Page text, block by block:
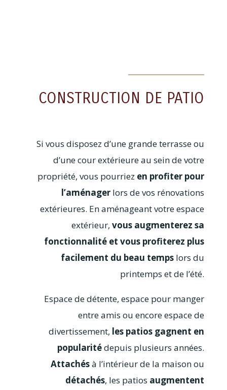
CONSTRUCTION DE PATIO
Si vous disposez d’une grande terrasse ou
d’une cour extérieure au sein de votre
propriété, vous pourriez en profiter pour
l’aménager lors de vos rénovations
extérieures. En aménageant votre espace
extérieur,vous augmenterez sa
fonctionnalité et vous profiterez plus
facilement du beau temps lors du
printemps et de l’été.
Espace de détente, espace pour manger
entre amis ou encore espace de
divertissement, les patios gagnent en
popularitédepuis plusieurs années.
Attachésà l’intérieur de la maison ou
détachés, les patios augmentent